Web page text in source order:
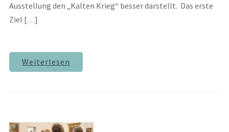
Ausstellung den „Kalten Krieg“ besser darstellt. Das erste
Ziel […]
Weiterlesen